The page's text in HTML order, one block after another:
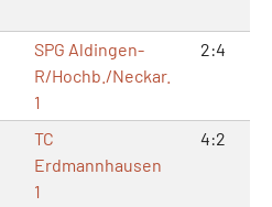
SPG Aldingen-
R/Hochb./Neckar.
1
2:4
TC
Erdmannhausen
1
4:2